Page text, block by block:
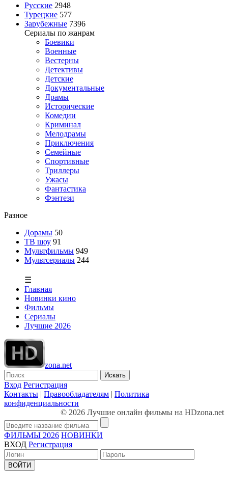
Русские 2948
Турецкие 577
Зарубежные 7396
Сериалы по жанрам
Боевики
Военные
Вестерны
Детективы
Детские
Документальные
Драмы
Исторические
Комедии
Криминал
Мелодрамы
Приключения
Семейные
Спортивные
Триллеры
Ужасы
Фантастика
Фэнтези
Разное
Дорамы 50
ТВ шоу 91
Мультфильмы 949
Мультсериалы 244
☰
Главная
Новинки кино
Фильмы
Сериалы
Лучшие 2026
zona.net
Искать
Вход Регистрация
Контакты | Правообладателям | Политика
конфиденциальности
© 2026 Лучшие онлайн фильмы на HDzona.net
ФИЛЬМЫ 2026 НОВИНКИ
ВХОД Регистрация